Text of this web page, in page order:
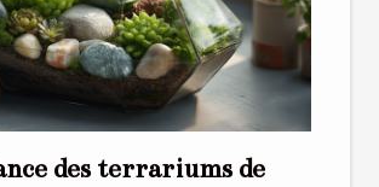
des terrariums de